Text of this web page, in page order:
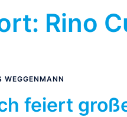
Rino
WEGGENMANN
feiert